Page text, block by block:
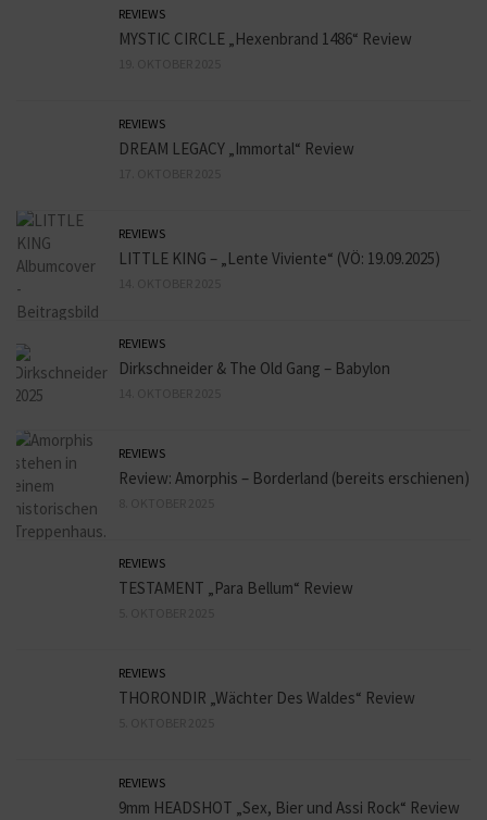
REVIEWS
MYSTIC CIRCLE „Hexenbrand 1486“ Review
REVIEWS
DREAM LEGACY „Immortal“ Review
REVIEWS
LITTLE KING – „Lente Viviente“ (VÖ: 19.09.2025)
REVIEWS
Dirkschneider & The Old Gang – Babylon
REVIEWS
Review: Amorphis – Borderland (bereits erschienen)
REVIEWS
TESTAMENT „Para Bellum“ Review
REVIEWS
THORONDIR „Wächter Des Waldes“ Review
REVIEWS
9mm HEADSHOT „Sex, Bier und Assi Rock“ Review